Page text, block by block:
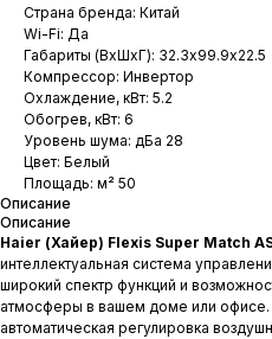
Страна бренда: Китай
Wi-Fi: Да
Габариты (ВхШхГ): 32.3х99.9х22.5
Компрессор: Инвертор
Охлаждение, кВт: 5.2
Обогрев, кВт: 6
Уровень шума: дБа 28
Цвет: Белый
Площадь: м² 50
Описание
Описание
Haier (Хайер) Flexis Super Match
интеллектуальная система
широкий спектр функций и
атмосферы в вашем доме или
автоматическая регулировка